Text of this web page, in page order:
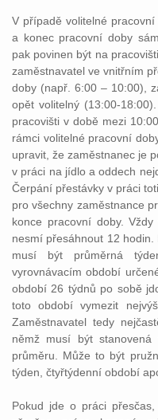
V případě volitelné
a konec pracovní doby
pak povinen být na
zaměstnavatel ve vnitřním
doby (např. 6:00 – 10:00),
opět volitelný (13:00-
pracovišti v době mezi
rámci volitelné pracovní
upravit, že zaměstnanec je
v práci na jídlo a oddech
Čerpání přestávky v práci
pro všechny zaměstnance
konce pracovní doby.
nesmí přesáhnout 12
musí být průměrná
vyrovnávacím období
období 26 týdnů po sobě
toto období vymezit
Zaměstnavatel tedy
němž musí být
průměru. Může to být
týden, čtyřtýdenní období
Pokud jde o práci